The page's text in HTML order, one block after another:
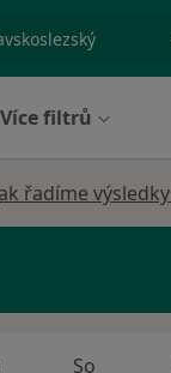
region
Více filtrů
řadíme
So